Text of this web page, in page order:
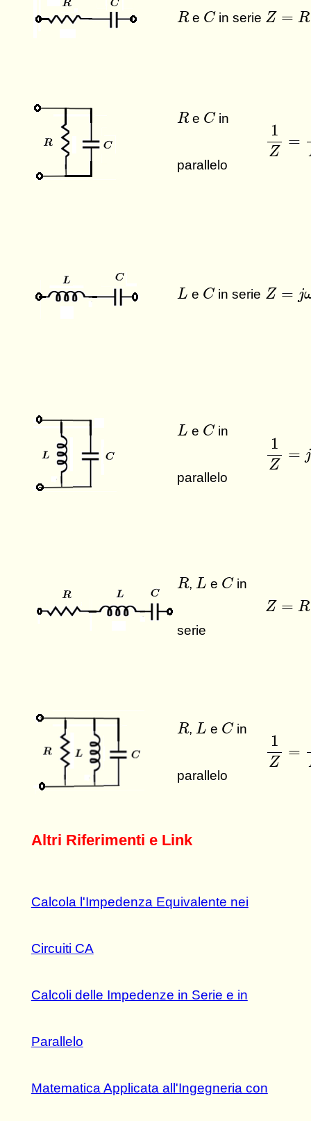
R
Re C
Cin serie Z = R
R
Re C
Cin
parallelo
1
Z
=
1Z
L
L e C
Cin serie Z = j
L
L e C
Cin
parallelo
1
Z
= j
1Z
R
R, L
L e C
Cin
serie
Z = R
R
R, L
L e C
Cin
parallelo
1
Z
=
1Z
Altri Riferimenti e Link
Calcola l'Impedenza Equivalente nei
Circuiti CA
Calcoli delle Impedenze in Serie e in
Parallelo
Matematica Applicata all'Ingegneria con